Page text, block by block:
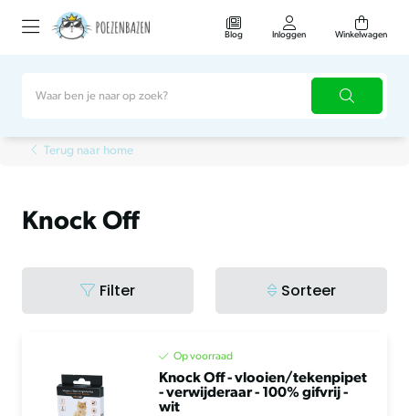
Blog Inloggen Winkelwagen
Terug naar home
Knock Off
Filter Sorteer
Op voorraad
Knock Off - vlooien/tekenpipet
- verwijderaar - 100% gifvrij -
wit